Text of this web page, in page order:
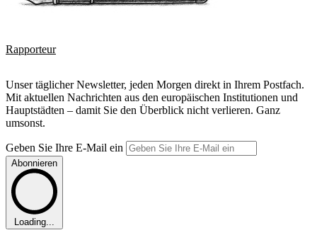
Rapporteur
Unser täglicher Newsletter, jeden Morgen direkt in Ihrem Postfach.
Mit aktuellen Nachrichten aus den europäischen Institutionen und
Hauptstädten – damit Sie den Überblick nicht verlieren. Ganz
umsonst.
Geben Sie Ihre E-Mail ein
Abonnieren
Loading...